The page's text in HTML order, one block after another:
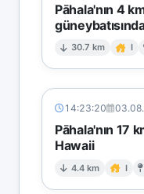
Pāhala'nın 4
30.7 km I
14:23:20
Pāhala'nın 17
Hawaii
4.4 km I